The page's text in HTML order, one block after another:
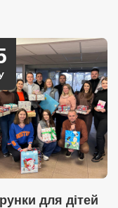
для дітей